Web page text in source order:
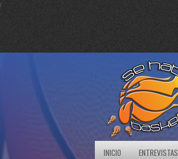
r
INICIO ENTREVISTAS